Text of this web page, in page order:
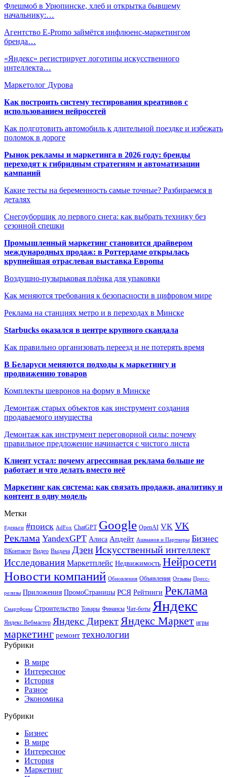
Флешмоб в Урюпинске, хлеб и открытка бывшему
начальнику:…
Агентство E-Promo займётся инфлюенс-маркетингом
бренда…
«Яндекс» регистрирует логотипы искусственного
интеллекта…
Маркетолог Дурова
Как построить систему тестирования креативов с
использованием нейросетей
Как подготовить автомобиль к длительной поездке и избежать
поломок в дороге
Рынок рекламы и маркетинга в 2026 году: бренды
переходят к гибридным стратегиям и автоматизации
кампаний
Какие тесты на беременность самые точные? Разбираемся в
деталях
Снегоуборщик до первого снега: как выбрать технику без
сезонной спешки
Промышленный маркетинг становится драйвером
международных продаж: в Роттердаме открылась
крупнейшая отраслевая выставка Европы
Воздушно-пузырьковая плёнка для упаковки
Как меняются требования к безопасности в цифровом мире
Реклама на станциях метро и в переходах в Минске
Starbucks оказался в центре крупного скандала
Как правильно организовать переезд и не потерять время
В Беларуси меняются подходы к маркетингу и
продвижению товаров
Комплекты шевронов на форму в Минске
Демонтаж старых объектов как инструмент создания
продаваемого имущества
Демонтаж как инструмент переговорной силы: почему
правильное предложение начинается с чистого листа
Клиент устал: почему агрессивная реклама больше не
работает и что делать вместо неё
Маркетинг как система: как связать продажи, аналитику и
контент в одну модель
Метки
#деньги #поиск AdFox ChatGPT Google OpenAI VK VK
Реклама YandexGPT Алиса Апдейт Ашманов и Партнеры Бизнес
ВКонтакте Видео Выдача ДзенИскусственный интеллект
Исследования Маркетплейс Недвижимость Нейросети
Новости компаний Обновления Объявления Отзывы Пресс-
релизы Приложения ПромоСтраницы РСЯ Рейтинги Реклама
Смартфоны Строительство Товары Финансы Чат-боты Яндекс
Яндекс.Вебмастер Яндекс ДиректЯндекс Маркет игры
маркетинг ремонт технологии
Рубрики
В мире
Интересное
История
Разное
Экономика
Рубрики
Бизнес
В мире
Интересное
История
Маркетинг